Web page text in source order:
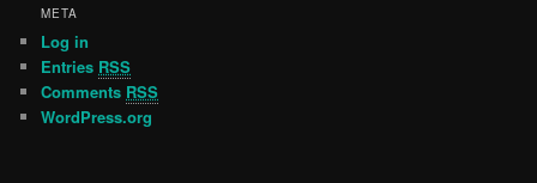
META
Log in
Entries RSS
Comments RSS
WordPress.org